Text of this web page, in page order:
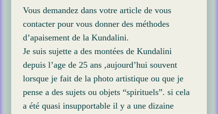
Vous demandez dans votre article de vous
contacter pour vous donner des méthodes
d’apaisement de la Kundalini.
Je suis sujette a des montées de Kundalini
depuis l’age de 25 ans ,aujourd’hui souvent
lorsque je fait de la photo artistique ou que je
pense a des sujets ou objets “spirituels”. si cela
a été quasi insupportable il y a une dizaine